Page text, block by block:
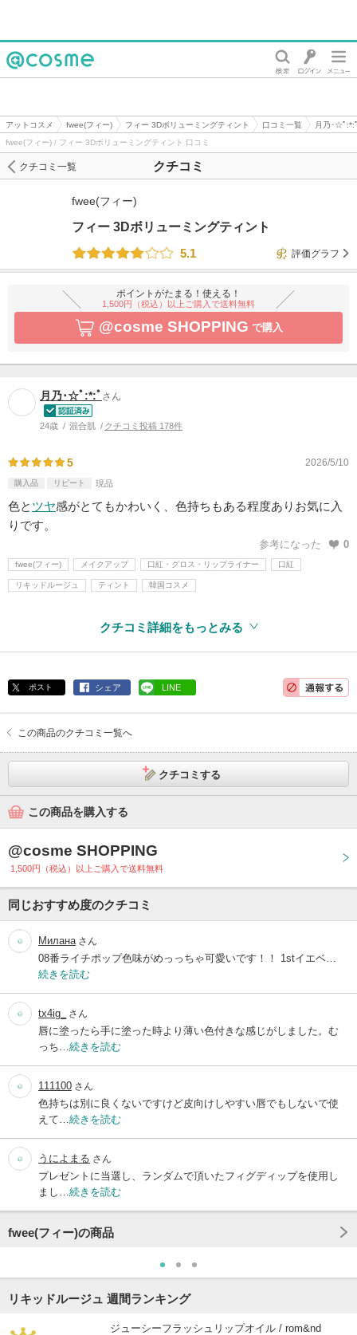
アットコスメ fwee(フィー) フィー 3Dボリューミングティント 口コミ一覧
月乃･☆ﾟ:*:
fwee(フィー) / フィー 3Dボリューミングティント 口コミ
クチコミ
クチコミ一覧
fwee(フィー)
フィー 3Dボリューミングティント
5.1
評価グラフ
ポイントがたまる！使える！
1,500円（税込）以上ご購入で送料無料
@cosme SHOPPING で購入
月乃･☆ﾟ:*:ﾟ さん
24歳 混合肌 クチコミ投稿 178件
5 2026/5/10
購入品 リピート 現品
色と ツヤ感がとてもかわいく、色持ちもある程度ありお気に入
りです。
参考になった 0
fwee(フィー) メイクアップ 口紅・グロス・リップライナー 口紅
リキッドルージュ ティント 韓国コスメ
クチコミ詳細をもっとみる
ポスト シェア LINE
この商品のクチコミ一覧へ
クチコミする
この商品を購入する
@cosme SHOPPING
1,500円（税込）以上ご購入で送料無料
同じおすすめ度のクチコミ
Милана さん
08番ライチポップ色味がめっっちゃ可愛いです！！ 1stイエベ…
続きを読む
tx4ig_ さん
唇に塗ったら手に塗った時より薄い色付きな感じがしました。む
っち… 続きを読む
111100 さん
色持ちは別に良くないですけど皮向けしやすい唇でもしないで使
えて… 続きを読む
うによまる さん
プレゼントに当選し、ランダムで頂いたフィグディップを使用し
まし… 続きを読む
fwee(フィー)の商品
リキッドルージュ 週間ランキング
ジューシーフラッシュリップオイル / rom&nd